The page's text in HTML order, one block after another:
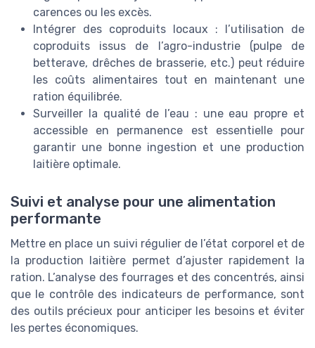
carences ou les excès.
Intégrer des coproduits locaux : l’utilisation de
coproduits issus de l’agro-industrie (pulpe de
betterave, drêches de brasserie, etc.) peut réduire
les coûts alimentaires tout en maintenant une
ration équilibrée.
Surveiller la qualité de l’eau : une eau propre et
accessible en permanence est essentielle pour
garantir une bonne ingestion et une production
laitière optimale.
Suivi et analyse pour une alimentation
performante
Mettre en place un suivi régulier de l’état corporel et de
la production laitière permet d’ajuster rapidement la
ration. L’analyse des fourrages et des concentrés, ainsi
que le contrôle des indicateurs de performance, sont
des outils précieux pour anticiper les besoins et éviter
les pertes économiques.